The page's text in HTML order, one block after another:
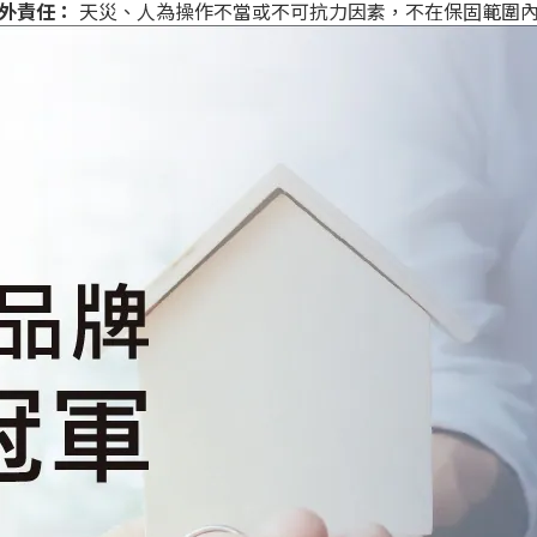
責任： 天災、人為操作不當或不可抗力因素，不在保固範圍